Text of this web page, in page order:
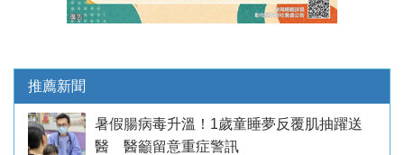
推薦新聞
暑假腸病毒升溫！1歲童睡夢反覆肌抽躍送
醫 醫籲留意重症警訊